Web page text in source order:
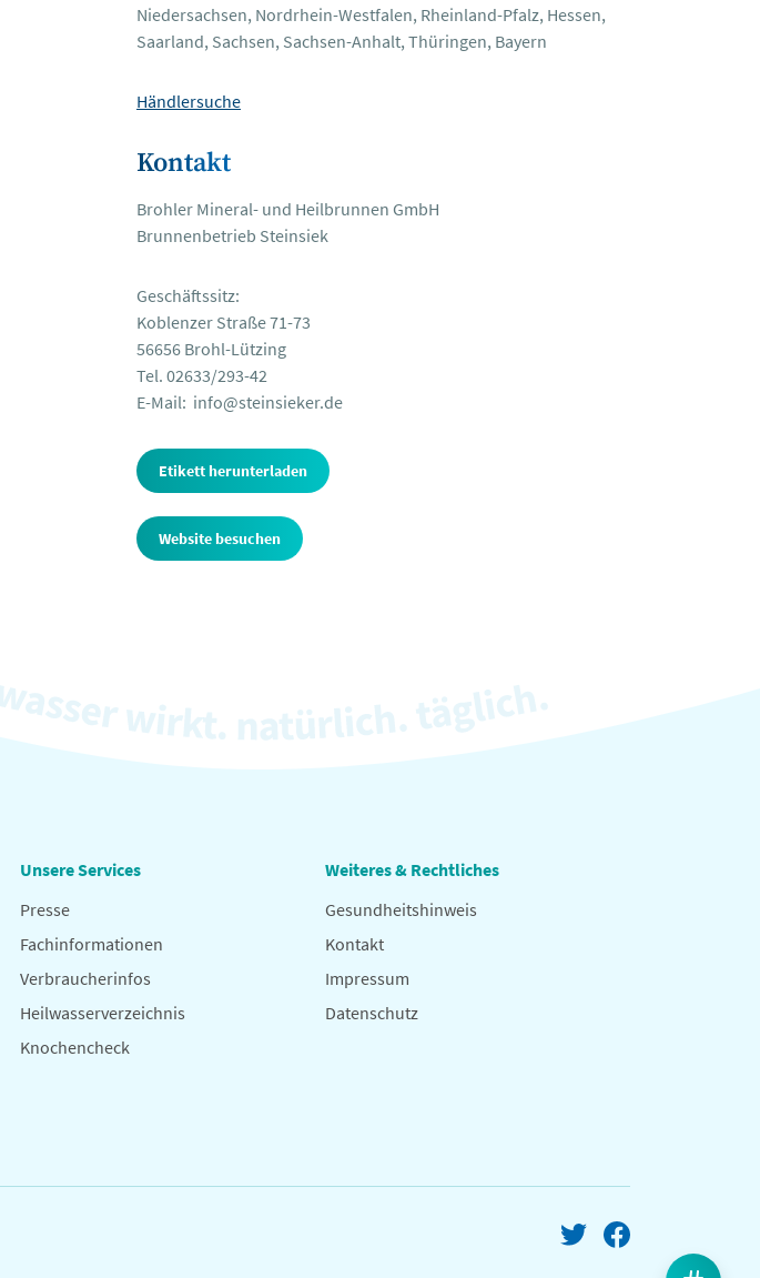
Niedersachsen, Nordrhein-Westfalen, Rheinland-Pfalz, Hessen,
Saarland, Sachsen, Sachsen-Anhalt, Thüringen, Bayern
Händlersuche
Kontakt
Brohler Mineral- und Heilbrunnen GmbH
Brunnenbetrieb Steinsiek
Geschäftssitz:
Koblenzer Straße 71-73
56656 Brohl-Lützing
Tel. 02633/293-42
E-Mail: info@steinsieker.de
Etikett herunterladen
Website besuchen
Unsere Services
Presse
Fachinformationen
Verbraucherinfos
Heilwasserverzeichnis
Knochencheck
Weiteres & Rechtliches
Gesundheitshinweis
Kontakt
Impressum
Datenschutz